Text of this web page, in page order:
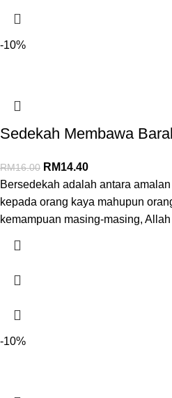
-10%
Sedekah Membawa
RM16.00 RM14.40
Bersedekah adalah antara
kepada orang kaya mahupun
kemampuan masing-masing,
-10%